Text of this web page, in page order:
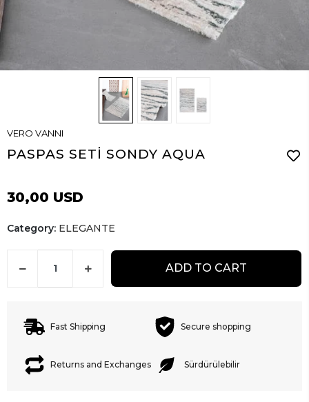
VERO VANNI
PASPAS SETİ SONDY AQUA
30,00 USD
Category: ELEGANTE
ADD TO CART
Fast Shipping Secure shopping
Returns and Exchanges Sürdürülebilir